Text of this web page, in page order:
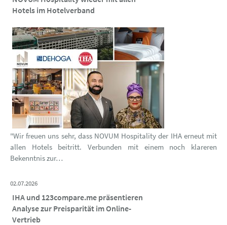
Hotels im Hotelverband
"Wir freuen uns sehr, dass NOVUM Hospitality der IHA erneut mit
allen Hotels beitritt. Verbunden mit einem noch klareren
Bekenntnis zur…
02.07.2026
IHA und 123compare.me präsentieren
Analyse zur Preisparität im Online-
Vertrieb